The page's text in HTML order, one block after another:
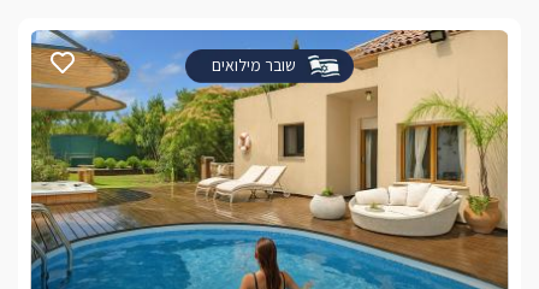
שובר מילואים